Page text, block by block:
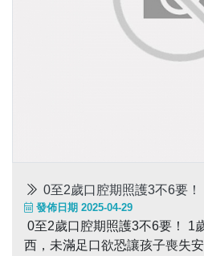
0至2歲口腔期照護3不6要！
發佈日期 2025-04-29
0至2歲口腔期照護3不6要！ 1
西，未滿足口欲恐讓孩子喪失